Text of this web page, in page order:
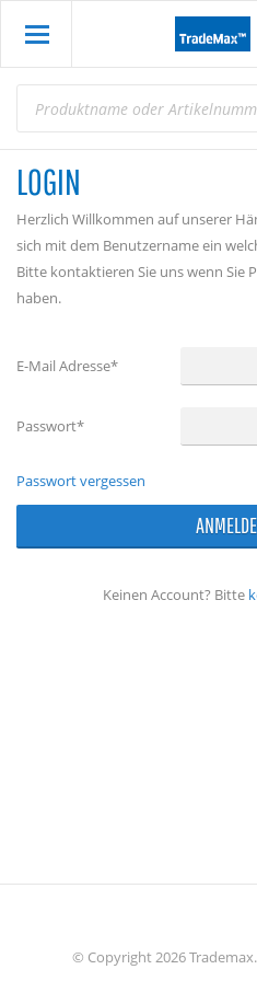
LOGIN
Herzlich Willkommen auf unserer
sich mit dem Benutzername ein
Bitte kontaktieren Sie uns wenn Sie
haben.
E-Mail Adresse*
Passwort*
Passwort vergessen
Keinen Account? Bitte
© Copyright 2026